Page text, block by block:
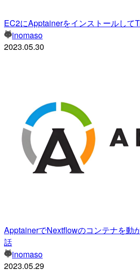
EC2にApptainerをインストールして
inomaso
2023.05.30
ApptainerでNextflowのコンテナを動
話
inomaso
2023.05.29